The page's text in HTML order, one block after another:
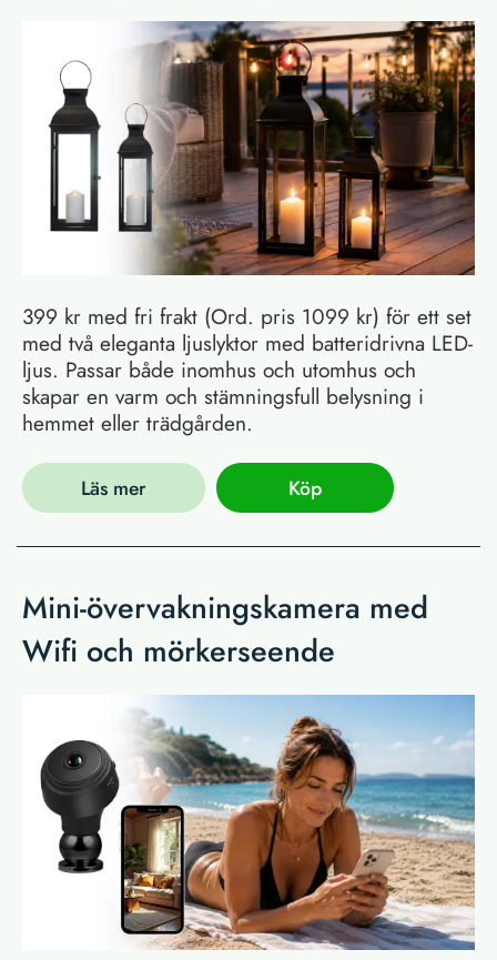
399 kr med fri frakt (Ord. pris 1099 kr) för ett set
med två eleganta ljuslyktor med batteridrivna LED-
ljus. Passar både inomhus och utomhus och
skapar en varm och stämningsfull belysning i
hemmet eller trädgården.
Läs mer Köp
Mini-övervakningskamera med
Wifi och mörkerseende